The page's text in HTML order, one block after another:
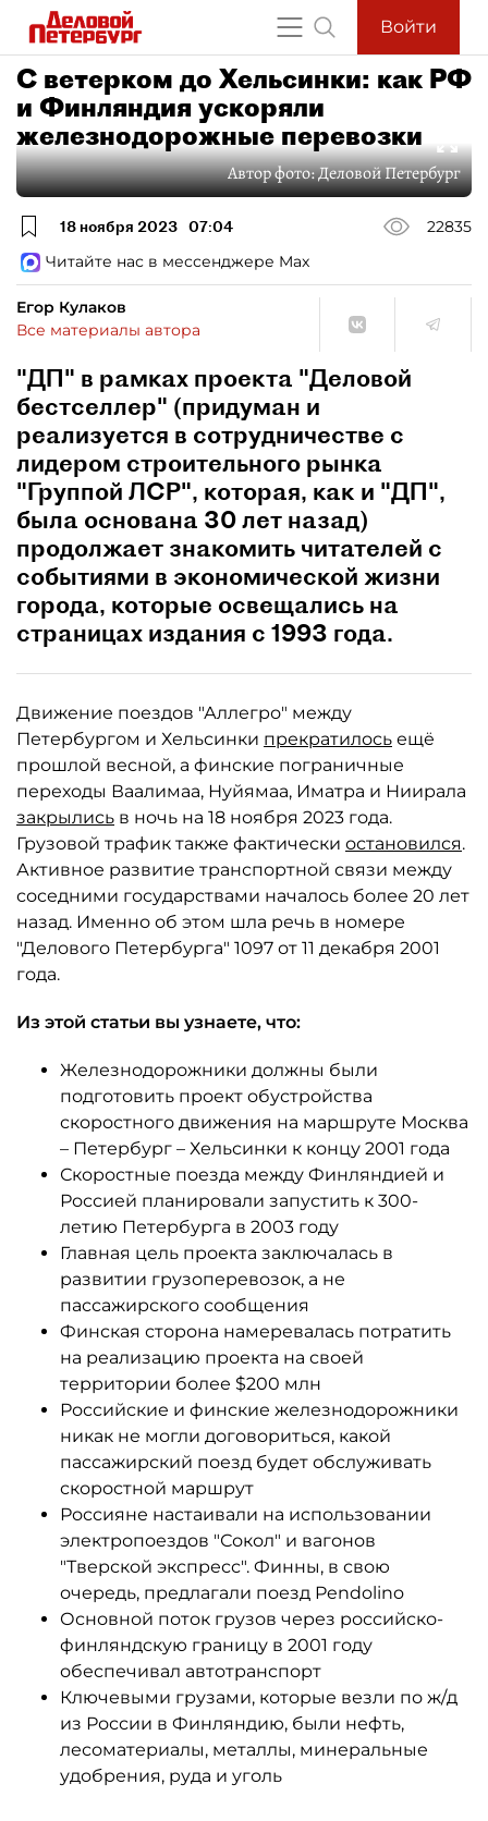
Войти
С ветерком до Хельсинки: как РФ
и Финляндия ускоряли
железнодорожные перевозки
Автор фото:Деловой Петербург
18 ноября 2023 07:04
22835
Читайте нас в мессенджере Max
Егор Кулаков
Все материалы автора
"ДП" в рамках проекта "Деловой
бестселлер" (придуман и
реализуется в сотрудничестве с
лидером строительного рынка
"Группой ЛСР", которая, как и "ДП",
была основана 30 лет назад)
продолжает знакомить читателей с
событиями в экономической жизни
города, которые освещались на
страницах издания с 1993 года.
Движение поездов "Аллегро" между
Петербургом и Хельсинки прекратилось ещё
прошлой весной, а финские пограничные
переходы Ваалимаа, Нуйямаа, Иматра и Ниирала
закрылись в ночь на 18 ноября 2023 года.
Грузовой трафик также фактически остановился.
Активное развитие транспортной связи между
соседними государствами началось более 20 лет
назад. Именно об этом шла речь в номере
"Делового Петербурга" 1097 от 11 декабря 2001
года.
Из этой статьи вы узнаете, что:
Железнодорожники должны были
подготовить проект обустройства
скоростного движения на маршруте Москва
– Петербург – Хельсинки к концу 2001 года
Скоростные поезда между Финляндией и
Россией планировали запустить к 300-
летию Петербурга в 2003 году
Главная цель проекта заключалась в
развитии грузоперевозок, а не
пассажирского сообщения
Финская сторона намеревалась потратить
на реализацию проекта на своей
территории более $200 млн
Российские и финские железнодорожники
никак не могли договориться, какой
пассажирский поезд будет обслуживать
скоростной маршрут
Россияне настаивали на использовании
электропоездов "Сокол" и вагонов
"Тверской экспресс". Финны, в свою
очередь, предлагали поезд Pendolino
Основной поток грузов через российско-
финляндскую границу в 2001 году
обеспечивал автотранспорт
Ключевыми грузами, которые везли по ж/д
из России в Финляндию, были нефть,
лесоматериалы, металлы, минеральные
удобрения, руда и уголь